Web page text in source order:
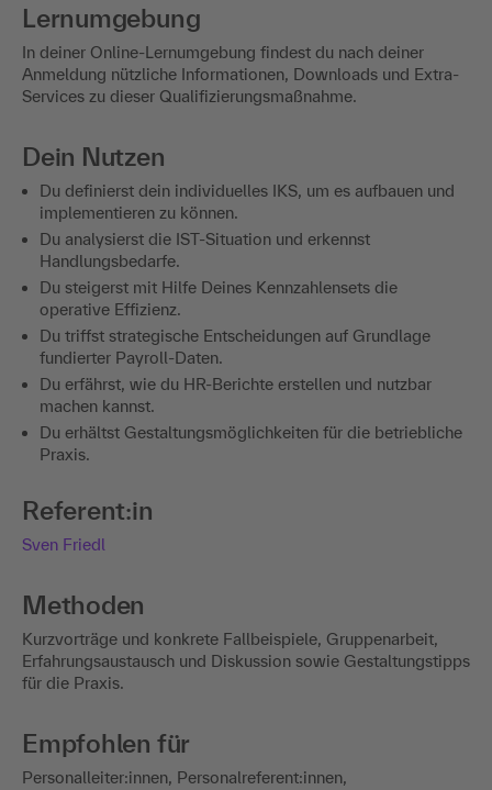
Lernumgebung
In deiner Online-Lernumgebung findest du nach deiner
Anmeldung nützliche Informationen, Downloads und Extra-
Services zu dieser Qualifizierungsmaßnahme.
Dein Nutzen
Du definierst dein individuelles IKS, um es aufbauen und
implementieren zu können.
Du analysierst die IST-Situation und erkennst
Handlungsbedarfe.
Du steigerst mit Hilfe Deines Kennzahlensets die
operative Effizienz.
Du triffst strategische Entscheidungen auf Grundlage
fundierter Payroll-Daten.
Du erfährst, wie du HR-Berichte erstellen und nutzbar
machen kannst.
Du erhältst Gestaltungsmöglichkeiten für die betriebliche
Praxis.
Referent:in
Sven Friedl
Methoden
Kurzvorträge und konkrete Fallbeispiele, Gruppenarbeit,
Erfahrungsaustausch und Diskussion sowie Gestaltungstipps
für die Praxis.
Empfohlen für
Personalleiter:innen, Personalreferent:innen,